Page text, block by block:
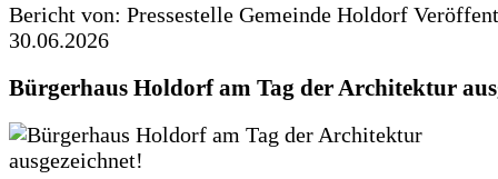
Bericht von: Pressestelle Gemeinde Holdorf
30.06.2026
Bürgerhaus Holdorf am Tag der Architektur